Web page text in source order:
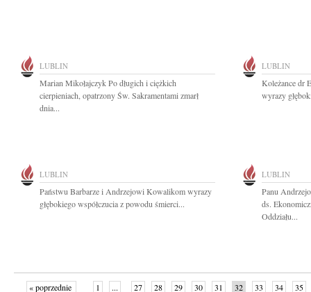
LUBLIN
Marian Mikołajczyk Po długich i ciężkich
cierpieniach, opatrzony Św. Sakramentami zmarł
dnia...
LUBLIN
Koleżance dr
wyrazy
LUBLIN
Państwu Barbarze i Andrzejowi Kowalikom wyrazy
głębokiego współczucia z powodu śmierci...
LUBLIN
Panu
ds.
Oddziału...
« poprzednie 1 ... 27 28 29 30 31 32 33 34 35